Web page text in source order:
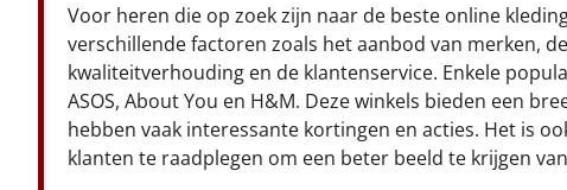
Voor heren die op zoek zijn naar de beste online
verschillende factoren zoals het aanbod van merken,
kwaliteitverhouding en de klantenservice. Enkele
ASOS, About You en H&M. Deze winkels bieden een
hebben vaak interessante kortingen en acties. Het is
klanten te raadplegen om een beter beeld te krijgen